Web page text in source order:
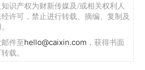
识产权为财新传媒及/或相关权利人
许可，禁止进行转载、摘编、复制及
件至hello@caixin.com ，获得书面
载。